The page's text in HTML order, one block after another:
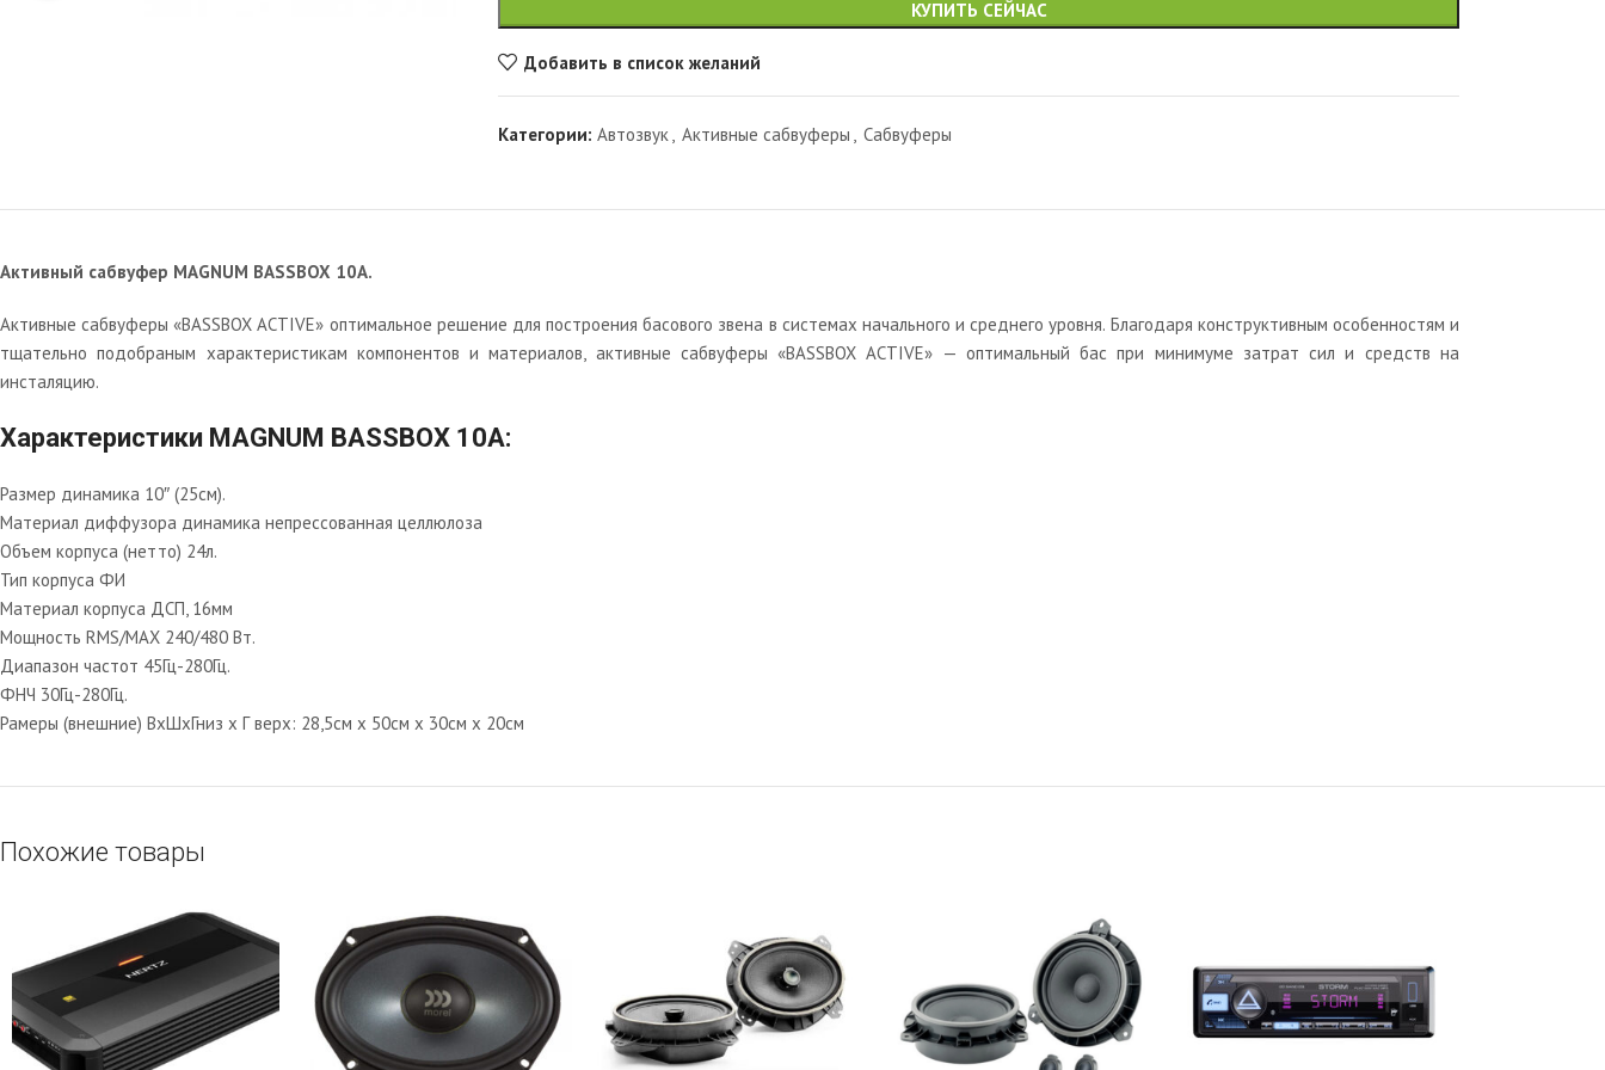
КУПИТЬ СЕЙЧАС
Добавить в список желаний
Категории: Автозвук, Активные сабвуферы , Сабвуферы
Активный сабвуфер MAGNUM BASSBOX 10A.
Активные сабвуферы «BASSBOX ACTIVE» оптимальное решение для построения басового звена в системах начального и среднего уровня. Благодаря конструктивным особенностям и
тщательно подобраным характеристикам компонентов и материалов, активные сабвуферы «BASSBOX ACTIVE» — оптимальный бас при минимуме затрат сил и средств на
инсталяцию.
Характеристики MAGNUM BASSBOX 10A:
Размер динамика 10″ (25см).
Материал диффузора динамика непрессованная целлюлоза
Объем корпуса (нетто) 24л.
Тип корпуса ФИ
Материал корпуса ДСП, 16мм
Мощность RMS/MAX 240/480 Вт.
Диапазон частот 45Гц-280Гц.
ФНЧ 30Гц-280Гц.
Рамеры (внешние) ВхШхГниз х Г верх: 28,5см х 50см х 30см х 20см
Похожие товары